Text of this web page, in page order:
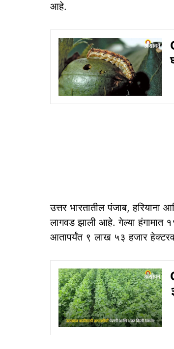
आहे.
उत्तर भारतातील पंजाब, हरियाना
लागवड झाली आहे. गेल्या हंगामात
आतापर्यंत ९ लाख ५३ हजार